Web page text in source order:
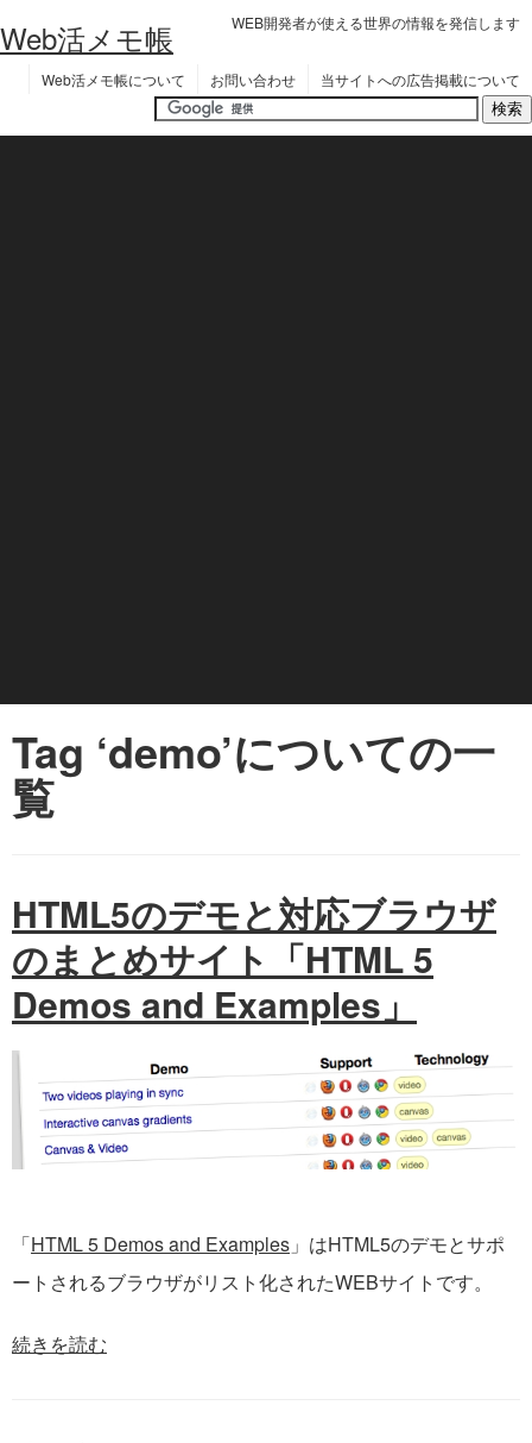
Web活メモ帳 WEB開発者が使える世界の情報を発信します
Web活メモ帳について お問い合わせ 当サイトへの広告掲載について
Tag ‘demo’についての一
覧
HTML5のデモと対応ブラウザ
のまとめサイト「HTML 5
Demos and Examples」
「HTML 5 Demos and Examples 」はHTML5のデモとサポ
ートされるブラウザがリスト化されたWEBサイトです。
続きを読む